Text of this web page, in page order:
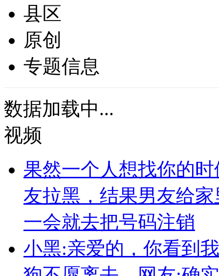
县区
原创
专题信息
数据加载中...
视频
果然一个人想找你的
友拉黑，结果男友给
一会就去把号码注销
小黑:亲爱的，你看到